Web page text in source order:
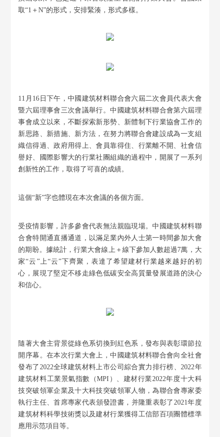
取“1＋N”的形式，安排緊湊，形式多樣。
11月16日下午，中國建筑材料聯合會六屆二次會員代表大會
暨六屆理事會三次會議舉行。中國建筑材料聯合會第六屆理
事會成立以來，不斷探索新形勢、新體制下行業協會工作的
新思路、新措施、新方法，在努力將聯合會建設成為一支組
織信得過、政府用得上、會員靠得住、行業離不開、社會信
譽好、國際影響大的行業社團組織的過程中，開展了一系列
創新性的工作，取得了可喜的成績。
這個“新”字也體現在本次會議的各個方面。
受疫情影響，許多參會代表無法親臨現場。中國建筑材料聯
合會特開通直播通道，以滿足業內外人士第一時間參加大會
的期盼。據統計，行業大會線上＋線下參加人數超過7萬，大
家“云”上“云”下齊聚，表達了希望建材行業越來越好的初
心，展現了堅定不移走綠色低碳安全高質量發展道路的決心
和信心。
隨著大會主背景從綠色系切換到紅色系，發布與表彰環節拉
開序幕。在本次行業大會上，中國建筑材料聯合會向全社會
發布了2022全球建筑材料上市公司綜合實力排行榜、2022年
建筑材料工業景氣指數（MPI）、建材行業2022年度十大科
技突破領軍企業及十大科技突破領軍人物，為聯合會專家委
執行主任、首席專家代表頒發證書，并隆重表彰了2021年度
建筑材料科學技術獎以及建材行業獲得工信部百項團體標準
應用示范項目等。